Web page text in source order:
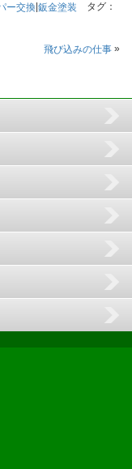
ー交換 鈑金塗装 タグ：
飛び込みの仕事 »